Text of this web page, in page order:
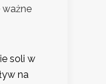
ważne
soli w
na